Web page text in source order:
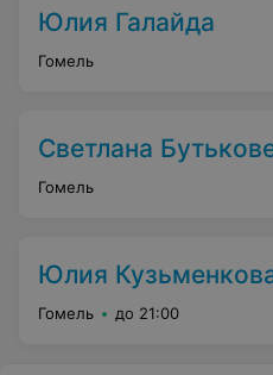
Юлия Галайда
Гомель
Светлана
Гомель
Юлия
Гомель до 21:00